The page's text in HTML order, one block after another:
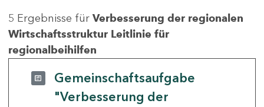
5 Ergebnisse für Verbesserung der regionalen
Wirtschaftsstruktur Leitlinie für
regionalbeihilfen
Gemeinschaftsaufgabe
"Verbesserung der